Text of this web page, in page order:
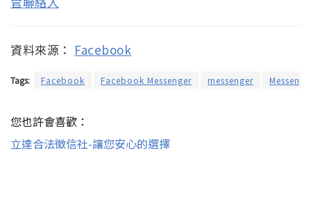
資料來源： Facebook
Tags: Facebook Facebook Messenger messenger
您也許會喜歡：
立達合法徵信社-讓您安心的選擇